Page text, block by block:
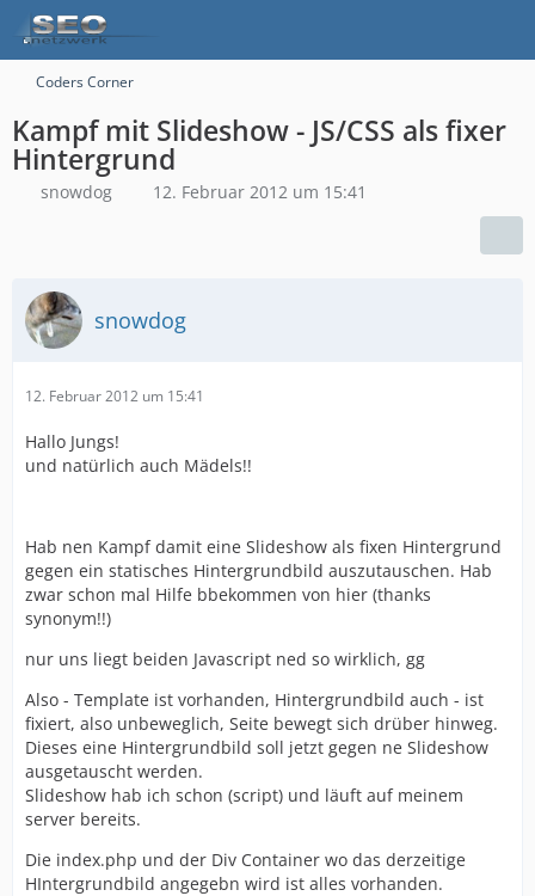
Coders Corner
Kampf mit Slideshow - JS/CSS als fixer
Hintergrund
snowdog 12. Februar 2012 um 15:41
snowdog
12. Februar 2012 um 15:41
Hallo Jungs!
und natürlich auch Mädels!!
Hab nen Kampf damit eine Slideshow als fixen Hintergrund
gegen ein statisches Hintergrundbild auszutauschen. Hab
zwar schon mal Hilfe bbekommen von hier (thanks
synonym!!)
nur uns liegt beiden Javascript ned so wirklich, gg
Also - Template ist vorhanden, Hintergrundbild auch - ist
fixiert, also unbeweglich, Seite bewegt sich drüber hinweg.
Dieses eine Hintergrundbild soll jetzt gegen ne Slideshow
ausgetauscht werden.
Slideshow hab ich schon (script) und läuft auf meinem
server bereits.
Die index.php und der Div Container wo das derzeitige
HIntergrundbild angegebn wird ist alles vorhanden.